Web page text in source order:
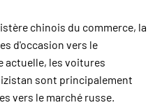
chinois du commerce, la
d'occasion vers le
actuelle, les voitures
sont principalement
vers le marché russe.